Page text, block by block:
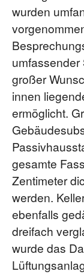
wurden
großer
innen
ermöglicht.
gesamte
Zentimeter
werden.
ebenfalls
dreifach
wurde das